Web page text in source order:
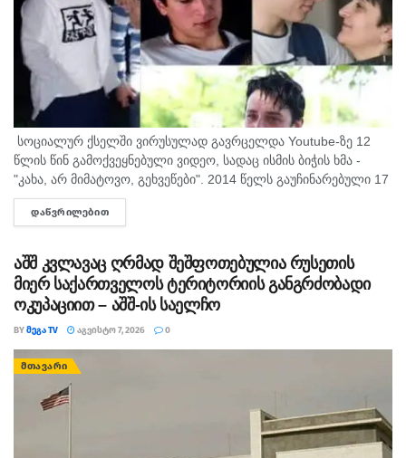
სოციალურ ქსელში ვირუსულად გავრცელდა Youtube-ზე 12
წლის წინ გამოქვეყნებული ვიდეო, სადაც ისმის ბიჭის ხმა -
"კახა, არ მიმატოვო, გეხვეწები". 2014 წელს გაუჩინარებული 17
წლის გურამ დადიანიძის დედა, სოფიო ბიბილაშვილი
აცხადებს,...
ᲓᲐᲬᲕᲠᲘᲚᲔᲑᲘᲗ
აშშ კვლავაც ღრმად შეშფოთებულია რუსეთის
მიერ საქართველოს ტერიტორიის განგრძობადი
ოკუპაციით – აშშ-ის საელჩო
BYᲛᲔᲒᲐ TV ᲐᲒᲕᲘᲡᲢᲝ 7, 2026 0
ᲛᲗᲐᲕᲐᲠᲘ